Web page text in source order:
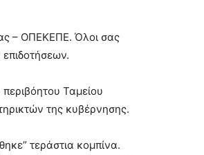
– ΟΠΕΚΕΠΕ. Όλοι σας
επιδοτήσεων.
Ταμείου
της κυβέρνησης.
τεράστια κομπίνα.